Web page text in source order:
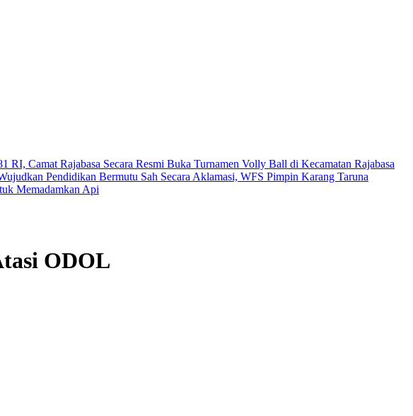
RI, Camat Rajabasa Secara Resmi Buka Turnamen Volly Ball di Kecamatan Rajabasa
Pendidikan Bermutu Sah Secara Aklamasi, WFS Pimpin Karang Taruna
Memadamkan Api
ODOL